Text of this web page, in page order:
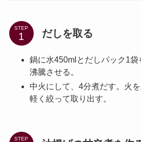
STEP だしを取る
鍋に水450mlとだしパック1袋
沸騰させる。
中火にして、4分煮だす。火
軽く絞って取り出す。
STEP